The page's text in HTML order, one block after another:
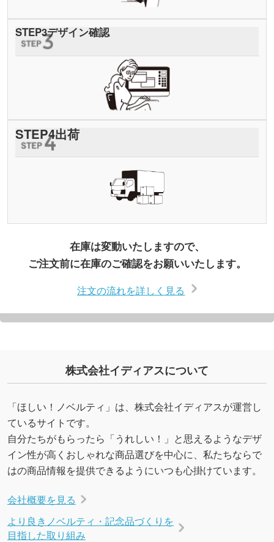
STEP3デザイン確認
STEP4出荷
在庫は変動いたしますので、
ご注文前に在庫のご確認をお願いいたします。
注文の流れを詳しく見る
株式会社イディアスについて
「ほしい！ノベルティ」は、株式会社イディアスが運営し
ているサイトです。
自分たちがもらったら「うれしい！」と思えるようなデザ
イン性が高くおしゃれな商品選びを中心に、私たちならで
はの商品情報を提供できるようにいつも心掛けています。
会社概要を見る
より良きノベルティ・記念品づくりを
目指した取り組み